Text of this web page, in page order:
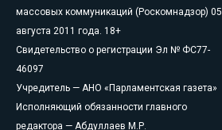
массовых коммуникаций (Роскомнадзор) 05
августа 2011 года. 18+
Свидетельство о регистрации Эл № ФС77-
46097
Учредитель — АНО «Парламентская газета»
Исполняющий обязанности главного
редактора — Абдуллаев М.Р.